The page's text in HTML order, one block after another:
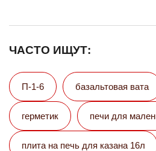
ЧАСТО ИЩУТ:
П-1-6 базальтовая вата
герметик печи для
плита на печь для казана 16л